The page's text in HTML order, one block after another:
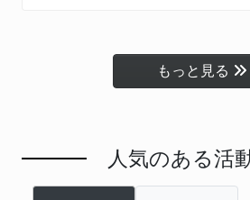
もっと見る
人気のある活